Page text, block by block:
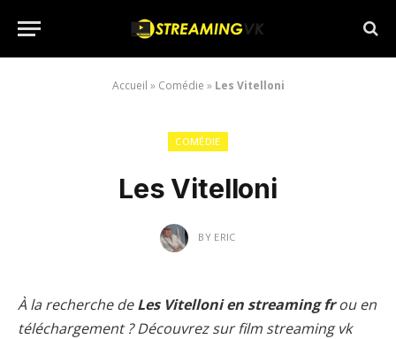
Accueil » Comédie » Les Vitelloni
COMÉDIE
Les Vitelloni
BY ERIC
À la recherche deLes Vitelloni en streaming frou en
téléchargement ? Découvrez sur film streaming vk